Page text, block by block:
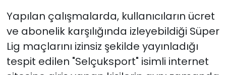
Yapılan çalışmalarda, kullanıcıların ücret
ve abonelik karşılığında izleyebildiği Süper
Lig maçlarını izinsiz şekilde yayınladığı
tespit edilen "Selçuksport" isimli internet